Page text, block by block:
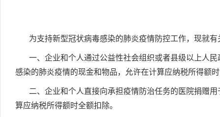
为支持新型冠状病毒感染的肺炎疫情防控工作，现就
一、企业和个人通过公益性社会组织或者县级以上人
感染的肺炎疫情的现金和物品，允许在计算应纳税所得额
二、企业和个人直接向承担疫情防治任务的医院捐赠
算应纳税所得额时全额扣除。